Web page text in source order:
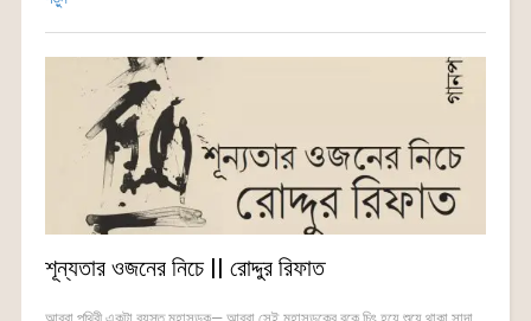
শূন্যতার ওজনের নিচে || রোদ্দুর রিফাত